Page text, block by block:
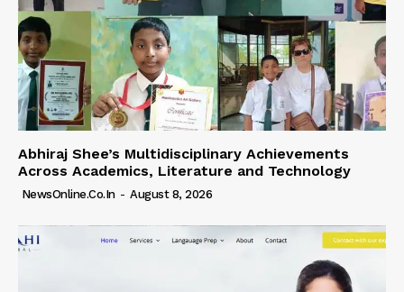
Abhiraj Shee’s Multidisciplinary Achievements
Across Academics, Literature and Technology
NewsOnline.co.in - August 8, 2026